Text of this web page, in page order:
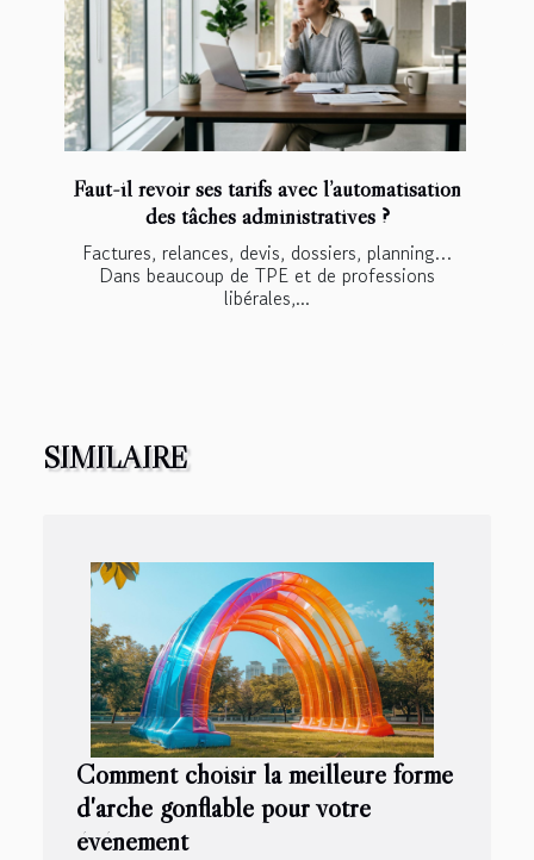
Faut-il revoir ses tarifs avec l’automatisation
des tâches administratives ?
Factures, relances, devis, dossiers, planning…
Dans beaucoup de TPE et de professions
libérales,...
SIMILAIRE
Comment choisir la meilleure forme
d'arche gonflable pour votre
événement